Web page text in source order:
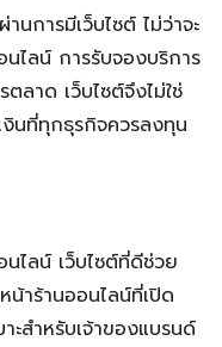
นการมีเว็บไซต์ ไม่ว่าจะ
ไลน์ การรับจองบริการ
ตลาด เว็บไซต์จึงไม่ใช่
นที่ทุกธุรกิจควรลงทุน
ไลน์ เว็บไซต์ที่ดีช่วย
น้าร้านออนไลน์ที่เปิด
ะสำหรับเจ้าของแบรนด์